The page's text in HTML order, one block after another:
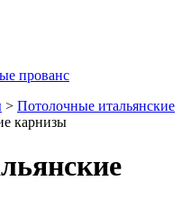
прованс
> Потолочные итальянские
карнизы